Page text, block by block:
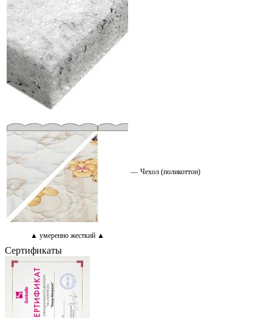
— Чехол (поликоттон)
▲ умеренно жесткий ▲
Сертификаты